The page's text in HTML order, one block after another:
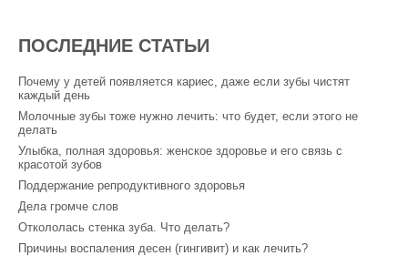
ПОСЛЕДНИЕ СТАТЬИ
Почему у детей появляется кариес, даже если зубы чистят
каждый день
Молочные зубы тоже нужно лечить: что будет, если этого не
делать
Улыбка, полная здоровья: женское здоровье и его связь с
красотой зубов
Поддержание репродуктивного здоровья
Дела громче слов
Откололась стенка зуба. Что делать?
Причины воспаления десен (гингивит) и как лечить?